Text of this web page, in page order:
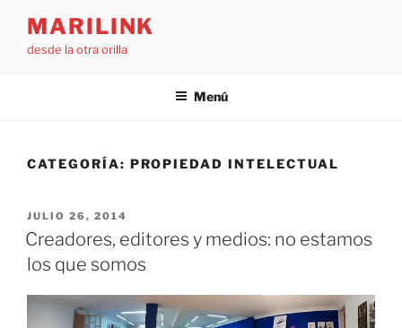
contenido
MARILINK
desde la otra orilla
Menú
CATEGORÍA: PROPIEDAD INTELECTUAL
PUBLICADO
EL
JULIO 26, 2014
Creadores, editores y medios: no estamos
los que somos